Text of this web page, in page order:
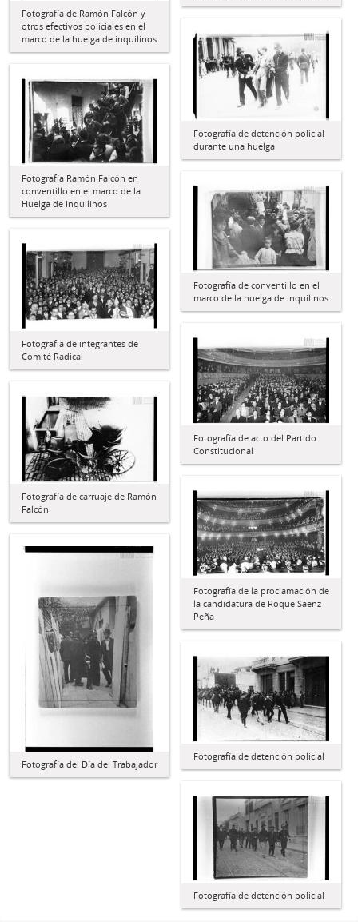
Fotografía de Ramón Falcón y
otros efectivos policiales en el
marco de la huelga de inquilinos
Fotografía de detención policial
durante una huelga
Fotografía Ramón Falcón en
conventillo en el marco de la
Huelga de Inquilinos
Fotografía de conventillo en el
marco de la huelga de inquilinos
Fotografía de integrantes de
Comité Radical
Fotografía de acto del Partido
Constitucional
Fotografía de carruaje de Ramón
Falcón
Fotografía de la proclamación de
la candidatura de Roque Sáenz
Peña
Fotografía del Día del Trabajador
Fotografía de detención policial
Fotografía de detención policial